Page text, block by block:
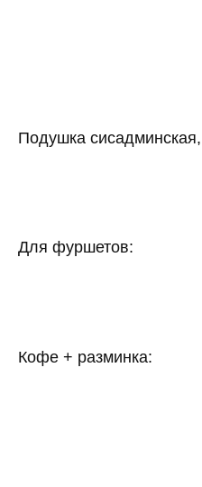
Подушка
Для фуршетов:
Кофе + разминка: